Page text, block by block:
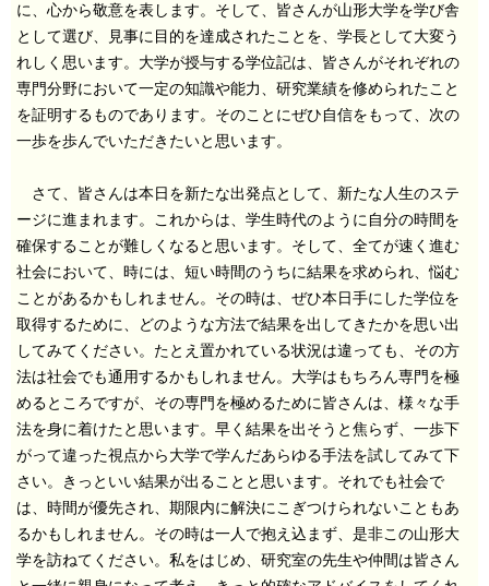
に、心から敬意を表します。そして、皆さんが山形大学を学び舎
として選び、見事に目的を達成されたことを、学長として大変う
れしく思います。大学が授与する学位記は、皆さんがそれぞれの
専門分野において一定の知識や能力、研究業績を修められたこと
を証明するものであります。そのことにぜひ自信をもって、次の
一歩を歩んでいただきたいと思います。
さて、皆さんは本日を新たな出発点として、新たな人生のステ
ージに進まれます。これからは、学生時代のように自分の時間を
確保することが難しくなると思います。そして、全てが速く進む
社会において、時には、短い時間のうちに結果を求められ、悩む
ことがあるかもしれません。その時は、ぜひ本日手にした学位を
取得するために、どのような方法で結果を出してきたかを思い出
してみてください。たとえ置かれている状況は違っても、その方
法は社会でも通用するかもしれません。大学はもちろん専門を極
めるところですが、その専門を極めるために皆さんは、様々な手
法を身に着けたと思います。早く結果を出そうと焦らず、一歩下
がって違った視点から大学で学んだあらゆる手法を試してみて下
さい。きっといい結果が出ることと思います。それでも社会で
は、時間が優先され、期限内に解決にこぎつけられないこともあ
るかもしれません。その時は一人で抱え込まず、是非この山形大
学を訪ねてください。私をはじめ、研究室の先生や仲間は皆さん